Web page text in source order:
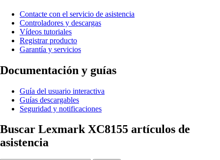
Contacte con el servicio de asistencia
Controladores y descargas
Vídeos tutoriales
Registrar producto
Garantía y servicios
Documentación y guías
Guía del usuario interactiva
Guías descargables
Seguridad y notificaciones
Buscar Lexmark XC8155 artículos de
asistencia